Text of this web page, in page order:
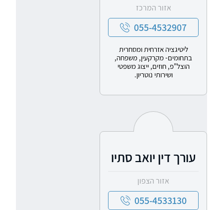
אזור המרכז
055-4532907
ליטיגציה אזרחית ומסחרית
בתחומים- מקרקעין, משפחה,
הוצל"פ, חוזים, ייצוג משפטי
ושירותי נוטריון.
עורך דין יואב סתיו
אזור הצפון
055-4533130